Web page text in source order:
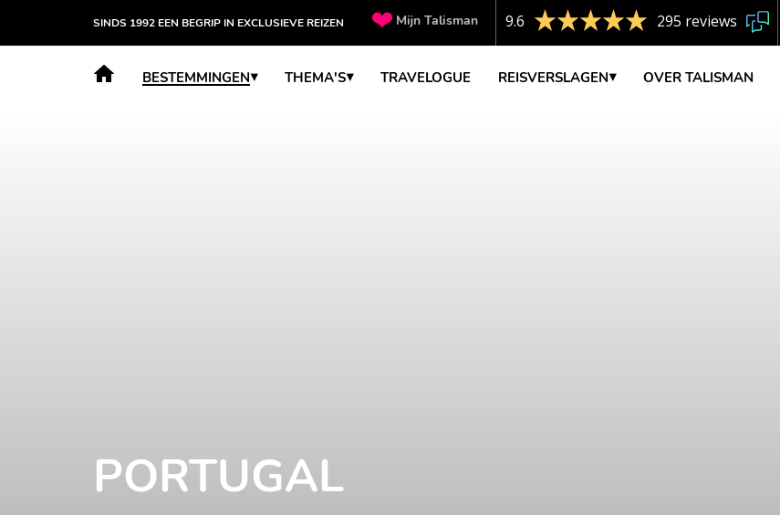
SINDS 1992 EEN BEGRIP IN EXCLUSIEVE REIZEN Mijn Talisman 9.6 295 reviews
BESTEMMINGEN THEMA'S TRAVELOGUE REISVERSLAGEN OVER TALISMAN
PORTUGAL